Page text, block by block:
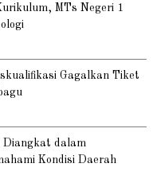
MTs Negeri 1
Gagalkan Tiket
Diangkat dalam
Kondisi Daerah